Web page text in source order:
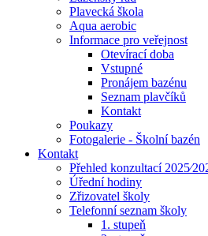
Plavecká škola
Aqua aerobic
Informace pro veřejnost
Otevírací doba
Vstupné
Pronájem bazénu
Seznam plavčíků
Kontakt
Poukazy
Fotogalerie - Školní bazén
Kontakt
Přehled konzultací
Úřední hodiny
Zřizovatel školy
Telefonní seznam školy
1. stupeň